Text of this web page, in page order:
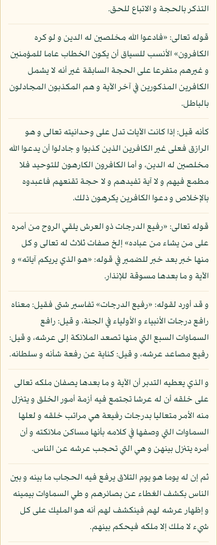
التذكر بالحجة و الاتباع للحق.
قوله تعالى: «فادعوا الله مخلصين له الدين و لو كره
الكافرون» الأنسب للسياق أن يكون الخطاب عاما للمؤمنين
و غيرهم متفرعا على الحجة السابقة غير أنه لا يشمل
الكافرين المذكورين في آخر الآية و هم المكذبون المجادلون
بالباطل.
كأنه قيل: إذا كانت الآيات تدل على وحدانيته تعالى و هو
الرازق فعلى غير الكافرين الذين كذبوا و جادلوا أن يدعوا الله
مخلصين له الدين، و أما الكافرون الكارهون للتوحيد فلا
مطمع فيهم و لا آية تفيدهم و لا حجة تقنعهم فاعبدوه
بالإخلاص و دعوا الكافرين يكرهون ذلك.
قوله تعالى: «رفيع الدرجات ذو العرش يلقي الروح من أمره
على من يشاء من عباده» إلخ صفات ثلاث له تعالى و كل
منها خبر بعد خبر للضمير في قوله: «هو الذي يريكم آياته» و
الآية و ما بعدها مسوقة للإنذار.
و قد أورد لقوله: «رفيع الدرجات» تفاسير شتى فقيل: معناه
رافع درجات الأنبياء و الأولياء في الجنة، و قيل: رافع
السماوات السبع التي منها تصعد الملائكة إلى عرشه، و قيل:
رفيع مصاعد عرشه، و قيل: كناية عن رفعة شأنه و سلطانه.
و الذي يعطيه التدبر أن الآية و ما بعدها يصفان ملكه تعالى
على خلقه أن له عرشا تجتمع فيه أزمة أمور الخلق و يتنزل
منه الأمر متعاليا بدرجات رفيعة هي مراتب خلقه و لعلها
السماوات التي وصفها في كلامه بأنها مساكن ملائكته و أن
أمره يتنزل بينهن و هي التي تحجب عرشه عن الناس.
ثم إن له يوما هو يوم التلاق يرفع فيه الحجاب ما بينه و بين
الناس بكشف الغطاء عن بصائرهم و طي السماوات بيمينه
و إظهار عرشه لهم فينكشف لهم أنه هو المليك على كل
شيء لا ملك إلا ملكه فيحكم بينهم.